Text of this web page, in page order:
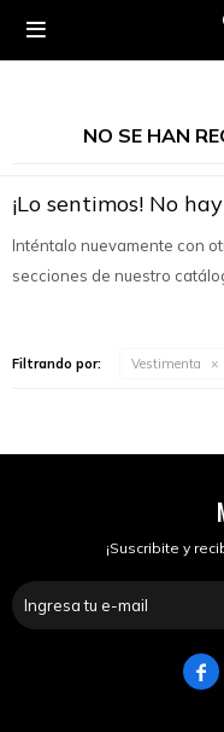

NO SE HAN
¡Lo sentimos! No
Inténtalo nuevamente con
secciones de nuestro
Filtrando por: Vestimenta
¡Suscribite y
